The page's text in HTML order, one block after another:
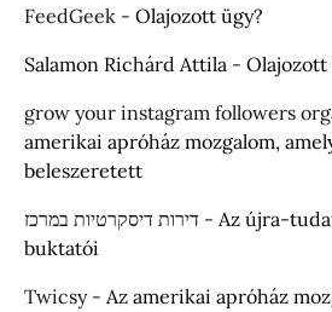
FeedGeek - Olajozott ügy?
Salamon Richárd Attila - Olajozott
grow your instagram followers
amerikai apróház mozgalom,
beleszeretett
דירות דיסקרטיות במרכז - Az újra-
buktatói
Twicsy- Az amerikai apróház